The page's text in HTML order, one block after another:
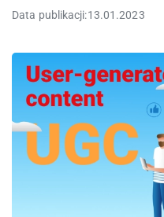
Data publikacji:13.01.2023